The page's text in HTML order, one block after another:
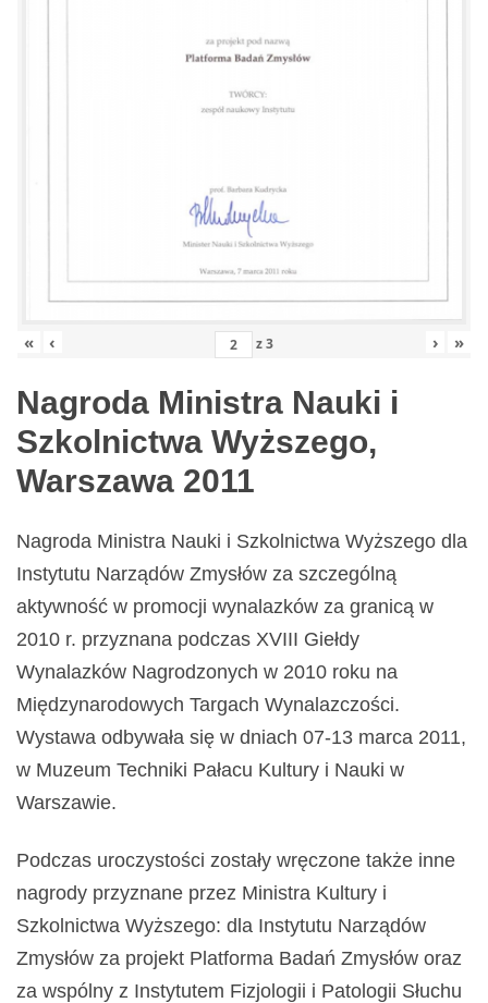
« ‹ z3 › »
Nagroda Ministra Nauki i
Szkolnictwa Wyższego,
Warszawa 2011
Nagroda Ministra Nauki i Szkolnictwa Wyższego dla
Instytutu Narządów Zmysłów za szczególną
aktywność w promocji wynalazków za granicą w
2010 r. przyznana podczas XVIII Giełdy
Wynalazków Nagrodzonych w 2010 roku na
Międzynarodowych Targach Wynalazczości.
Wystawa odbywała się w dniach 07-13 marca 2011,
w Muzeum Techniki Pałacu Kultury i Nauki w
Warszawie.
Podczas uroczystości zostały wręczone także inne
nagrody przyznane przez Ministra Kultury i
Szkolnictwa Wyższego: dla Instytutu Narządów
Zmysłów za projekt Platforma Badań Zmysłów oraz
za wspólny z Instytutem Fizjologii i Patologii Słuchu